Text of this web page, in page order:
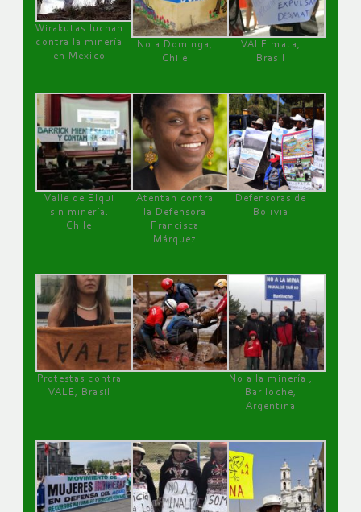
Wirakutas luchan
contra la minería
en México
No a Dominga,
Chile
VALE mata,
Brasil
Valle de Elqui
sin minería.
Chile
Atentan contra
la Defensora
Francisca
Márquez
Defensoras de
Bolivia
Protestas contra
VALE, Brasil
No a la minería ,
Bariloche,
Argentina